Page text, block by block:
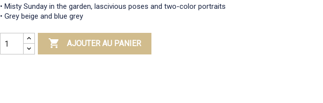
• Misty Sunday in the garden, lascivious poses and two-color portraits
• Grey beige and blue grey
 AJOUTER AU PANIER